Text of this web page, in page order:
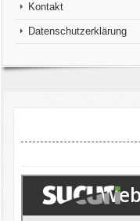
Kontakt
Datenschutzerklärung